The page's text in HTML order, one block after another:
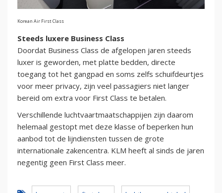
Korean Air First Class
Steeds luxere Business Class
Doordat Business Class de afgelopen jaren steeds
luxer is geworden, met platte bedden, directe
toegang tot het gangpad en soms zelfs schuifdeurtjes
voor meer privacy, zijn veel passagiers niet langer
bereid om extra voor First Class te betalen.
Verschillende luchtvaartmaatschappijen zijn daarom
helemaal gestopt met deze klasse of beperken hun
aanbod tot de lijndiensten tussen de grote
internationale zakencentra. KLM heeft al sinds de jaren
negentig geen First Class meer.